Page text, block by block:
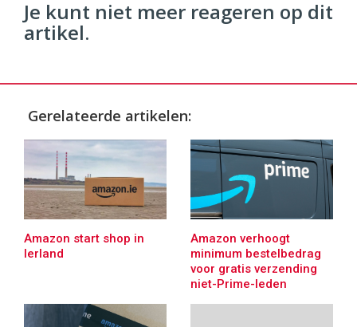
Je kunt niet meer reageren op dit
artikel.
Gerelateerde artikelen:
Amazon start shop in
Ierland
Amazon verhoogt
minimum bestelbedrag
voor gratis verzending
niet-Prime-leden